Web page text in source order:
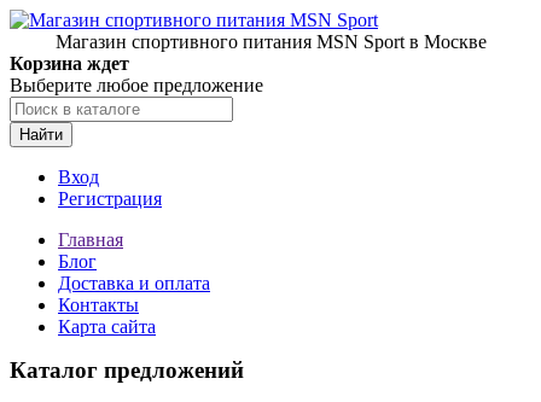
Магазин спортивного питания MSN Sport в Москве
Корзина ждет
Выберите любое предложение
Найти
Вход
Регистрация
Главная
Блог
Доставка и оплата
Контакты
Карта сайта
Каталог предложений